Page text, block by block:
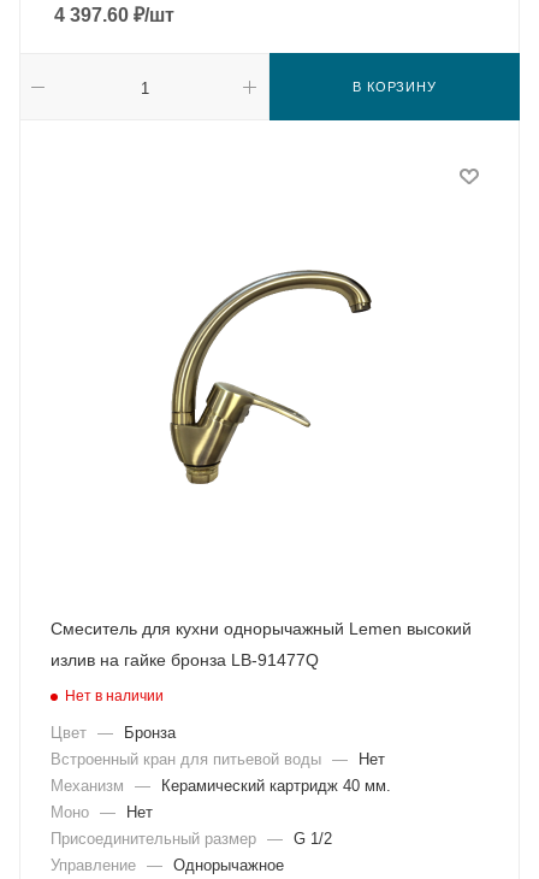
4 397.60 ₽/шт
В КОРЗИНУ
Смеситель для кухни однорычажный Lemen высокий
излив на гайке бронза LB-91477Q
Нет в наличии
Цвет —
Бронза
Встроенный кран для питьевой воды —
Нет
Механизм
—
Керамический картридж 40 мм.
Моно —
Нет
Присоединительный размер — G 1/2
Управление — Однорычажное